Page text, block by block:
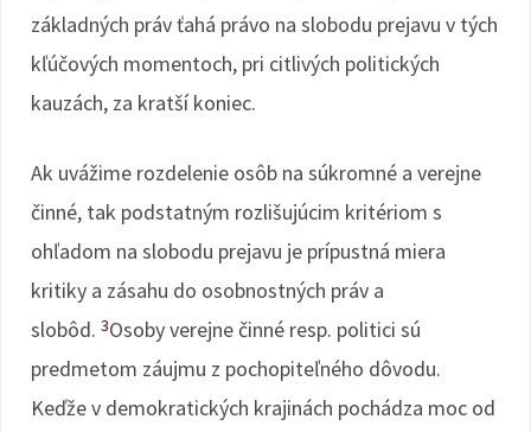
základných práv ťahá právo na slobodu prejavu v tých
kľúčových momentoch, pri citlivých politických
kauzách, za kratší koniec.
Ak uvážime rozdelenie osôb na súkromné a verejne
činné, tak podstatným rozlišujúcim kritériom s
ohľadom na slobodu prejavu je prípustná miera
kritiky a zásahu do osobnostných práv a
slobôd. 3Osoby verejne činné resp. politici sú
predmetom záujmu z pochopiteľného dôvodu.
Keďže v demokratických krajinách pochádza moc od